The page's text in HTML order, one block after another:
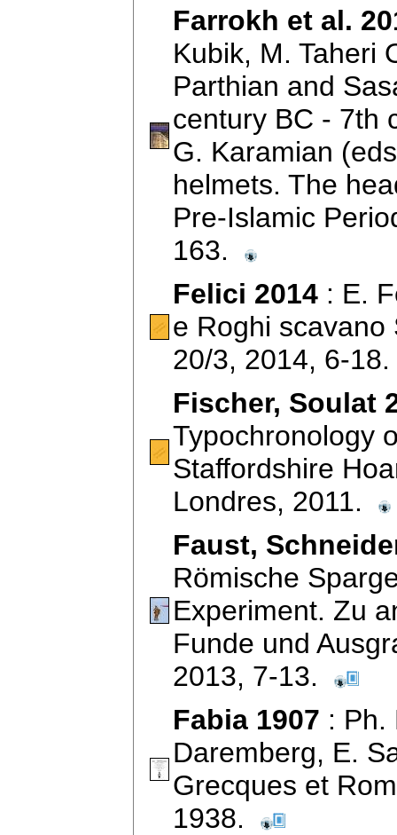
Farrokh et al.
Kubik, M. Taheri
Parthian and
century BC - 7th
G. Karamian
helmets. The
Pre-Islamic
163.
Felici 2014 : E.
e Roghi
20/3, 2014, 6-
Fischer, Soulat
Typochronology
Staffordshire
Londres, 2011.
Faust,
Römische
Experiment. Zu
Funde und
2013, 7-13.
Fabia 1907 : Ph.
Daremberg, E.
Grecques et
1938.